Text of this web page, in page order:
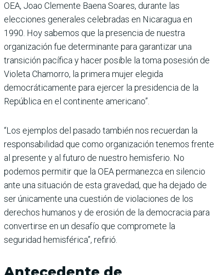
OEA, Joao Clemente Baena Soares, durante las
elecciones generales celebradas en Nicaragua en
1990. Hoy sabemos que la presencia de nuestra
organización fue determinante para garantizar una
transición pacífica y hacer posible la toma posesión de
Violeta Chamorro, la primera mujer elegida
democráticamente para ejercer la presidencia de la
República en el continente americano”.
“Los ejemplos del pasado también nos recuerdan la
responsabilidad que como organización tenemos frente
al presente y al futuro de nuestro hemisferio. No
podemos permitir que la OEA permanezca en silencio
ante una situación de esta gravedad, que ha dejado de
ser únicamente una cuestión de violaciones de los
derechos humanos y de erosión de la democracia para
convertirse en un desafío que compromete la
seguridad hemisférica”, refirió.